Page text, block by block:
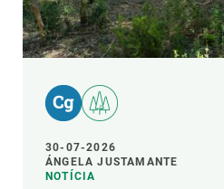
30-07-2026
ÁNGELA JUSTAMANTE
NOTÍCIA